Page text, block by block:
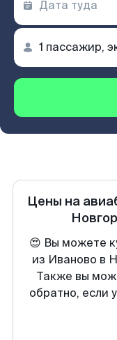
Цены на
😍 Вы можете
из Иваново в
Также вы
обратно, если